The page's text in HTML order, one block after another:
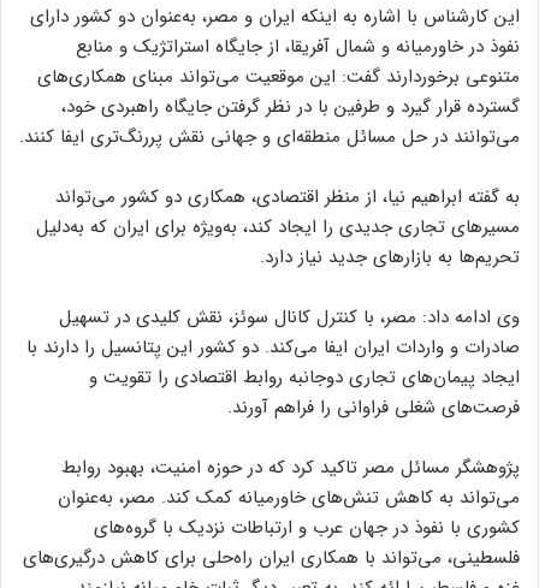
این کارشناس با اشاره به اینکه ایران و مصر، به‌عنوان دو کشور دارای
نفوذ در خاورمیانه و شمال آفریقا، از جایگاه استراتژیک و منابع
متنوعی برخوردارند گفت: این موقعیت می‌تواند مبنای همکاری‌های
گسترده قرار گیرد و طرفین با در نظر گرفتن جایگاه راهبردی خود،
می‌توانند در حل مسائل منطقه‌ای و جهانی نقش پررنگ‌تری ایفا کنند.
به گفته ابراهیم نیا، از منظر اقتصادی، همکاری دو کشور می‌تواند
مسیرهای تجاری جدیدی را ایجاد کند، به‌ویژه برای ایران که به‌دلیل
تحریم‌ها به بازارهای جدید نیاز دارد.
وى ادامه داد: مصر، با کنترل کانال سوئز، نقش کلیدی در تسهیل
صادرات و واردات ایران ایفا می‌کند. دو کشور این پتانسیل را دارند با
ایجاد پیمان‌های تجاری دوجانبه روابط اقتصادی را تقویت و
فرصت‌های شغلی فراوانی را فراهم آورند.
پژوهشگر مسائل مصر تاکید کرد که در حوزه امنیت، بهبود روابط
می‌تواند به کاهش تنش‌های خاورمیانه کمک کند. مصر، به‌عنوان
کشوری با نفوذ در جهان عرب و ارتباطات نزدیک با گروه‌های
فلسطینی، می‌تواند با همکاری ایران راه‌حلی برای کاهش درگیری‌های